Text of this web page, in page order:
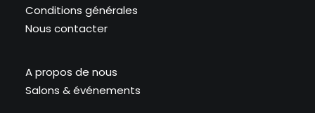
Conditions générales
Nous contacter
A propos de nous
Salons & événements